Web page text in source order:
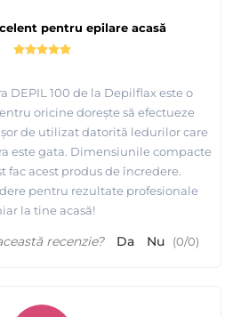
pentru epilare Depilflax
pentru epilare acasă
DEPIL 100 de la Depilflax este o
oricine dorește să efectueze
de utilizat datorită ledurilor care
este gata. Dimensiunile compacte
fac acest produs de încredere.
pentru rezultate profesionale
la tine acasă!
recenzie? Da Nu (0/0)